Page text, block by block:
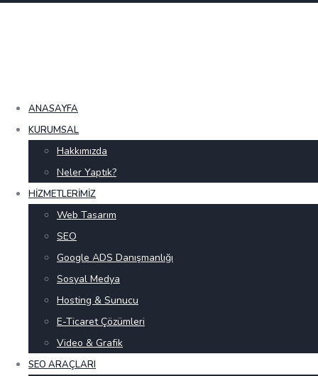
ANASAYFA
KURUMSAL
Hakkımızda
Neler Yaptık?
HIZMETLERIMIZ
Web Tasarım
SEO
Google ADS Danışmanlığı
Sosyal Medya
Hosting & Sunucu
E-Ticaret Çözümleri
Video & Grafik
SEO ARAÇLARI